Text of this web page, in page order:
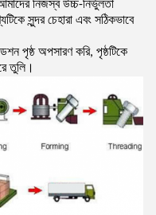
নিজস্ব উচ্চ-নির্ভুলতা
সুন্দর চেহারা এবং সঠিকভাবে
পৃষ্ঠ অপসারণ করি, পৃষ্ঠটিকে
তুলি।